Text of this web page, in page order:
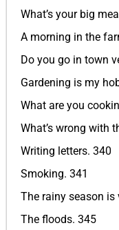
What’s your big
A morning in the
Do you go in town
Gardening is my
What are you
What’s wrong with
Writing letters. 340
Smoking. 341
The rainy season is
The floods. 345